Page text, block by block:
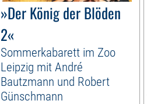
»Der König der Blöden
2«
Sommerkabarett im Zoo
Leipzig mit André
Bautzmann und Robert
Günschmann